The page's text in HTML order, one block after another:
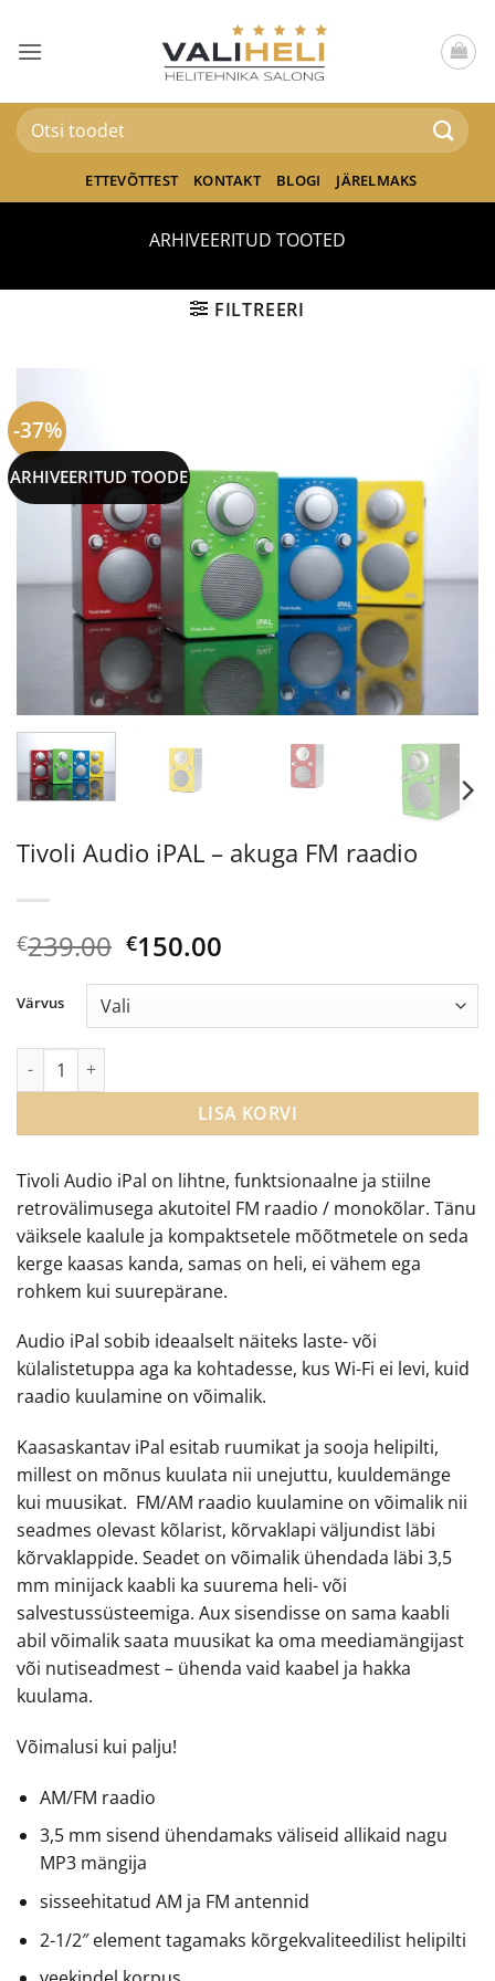
content
Otsi:
ETTEVÕTTEST KONTAKT BLOGI JÄRELMAKS
ARHIVEERITUD TOOTED
FILTREERI
-37%
ARHIVEERITUD TOODE
Tivoli Audio iPAL – akuga FM raadio
€239.00 Algne
oli:
€239.00.
€150.00
is:
€150.00.
Tivoli Audio iPal on lihtne, funktsionaalne ja stiilne
retrovälimusega akutoitel FM raadio / monokõlar. Tänu
väiksele kaalule ja kompaktsetele mõõtmetele on seda
kerge kaasas kanda, samas on heli, ei vähem ega
rohkem kui suurepärane.
Audio iPal sobib ideaalselt näiteks laste- või
külalistetuppa aga ka kohtadesse, kus Wi-Fi ei levi, kuid
raadio kuulamine on võimalik.
Kaasaskantav iPal esitab ruumikat ja sooja helipilti,
millest on mõnus kuulata nii unejuttu, kuuldemänge
kui muusikat. FM/AM raadio kuulamine on võimalik nii
seadmes olevast kõlarist, kõrvaklapi väljundist läbi
kõrvaklappide. Seadet on võimalik ühendada läbi 3,5
mm minijack kaabli ka suurema heli- või
salvestussüsteemiga. Aux sisendisse on sama kaabli
abil võimalik saata muusikat ka oma meediamängijast
või nutiseadmest – ühenda vaid kaabel ja hakka
kuulama.
Võimalusi kui palju!
AM/FM raadio
3,5 mm sisend ühendamaks väliseid allikaid nagu
MP3 mängija
sisseehitatud AM ja FM antennid
2-1/2″ element tagamaks kõrgekvaliteedilist helipilti
Värvus
Tivoli Audio iPAL - akuga FM raadio kogus
LISA KORVI